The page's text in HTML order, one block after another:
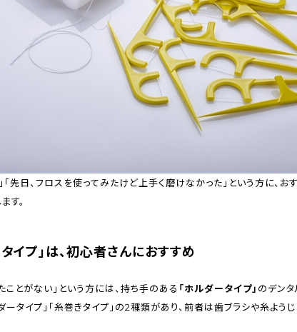
「先日、フロスを使ってみたけど上手く磨けなかった」という方に、
す。
イプ」は、初心者さんにおすすめ
ことがない」という方には、持ち手のある 「ホルダータイプ」 のデン
タイプ」「糸巻きタイプ」の2種類があり、前者は歯ブラシや糸よう